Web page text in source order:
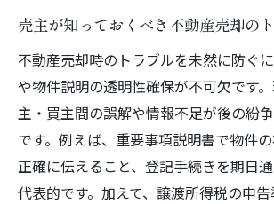
売主が知っておくべき不動産売却の
不動産売却時のトラブルを未然に防ぐ
や物件説明の透明性確保が不可欠です
主・買主間の誤解や情報不足が後の紛
です。例えば、重要事項説明書で物件
正確に伝えること、登記手続きを期日
代表的です。加えて、譲渡所得税の申